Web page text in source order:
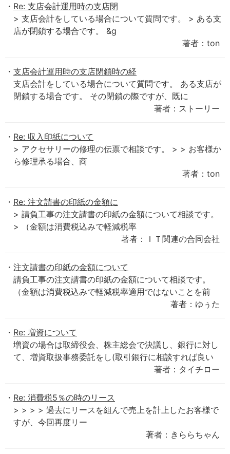
Re: 支店会計運用時の支店閉
> 支店会計をしている場合について質問です。 > ある支
店が閉鎖する場合です。 &g
著者：ton
支店会計運用時の支店閉鎖時の経
支店会計をしている場合について質問です。 ある支店が
閉鎖する場合です。 その閉鎖の際ですが、既に
著者：ストーリー
Re: 収入印紙について
> アクセサリーの修理の伝票で相談です。 > > お客様か
ら修理承る場合、商
著者：ton
Re: 注文請書の印紙の金額に
> 請負工事の注文請書の印紙の金額について相談です。
> （金額は消費税込みで軽減税率
著者：ＩＴ関連の合同会社
注文請書の印紙の金額について
請負工事の注文請書の印紙の金額について相談です。
（金額は消費税込みで軽減税率適用ではないことを前
著者：ゆぅた
Re: 増資について
増資の場合は取締役会、株主総会で決議し、銀行に対し
て、増資取扱事務委託をし(取引銀行に相談すれば良い
著者：タイチロー
Re: 消費税5％の時のリース
> > > > 過去にリースを組んで売上を計上したお客様で
すが、今回再度リー
著者：きららちゃん